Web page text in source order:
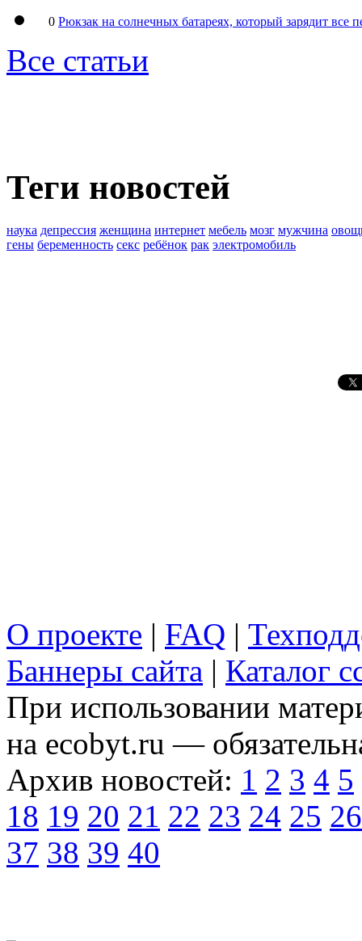
0 Рюкзак на солнечных батареях, который зарядит все
Все статьи
Теги новостей
наука депрессия женщина интернет мебель мозг мужчина
гены беременность секс ребёнок рак электромобиль
О проекте | FAQ |
Баннеры сайта | Каталог
При использовании
на ecobyt.ru —
Архив новостей: 1 2 3 4 5
18 19 20 21 22 23 24 25 26
37 38 39 40